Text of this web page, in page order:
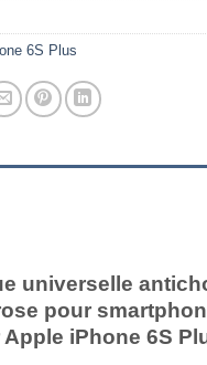
6S Plus
universelle
pour
iPhone 6S